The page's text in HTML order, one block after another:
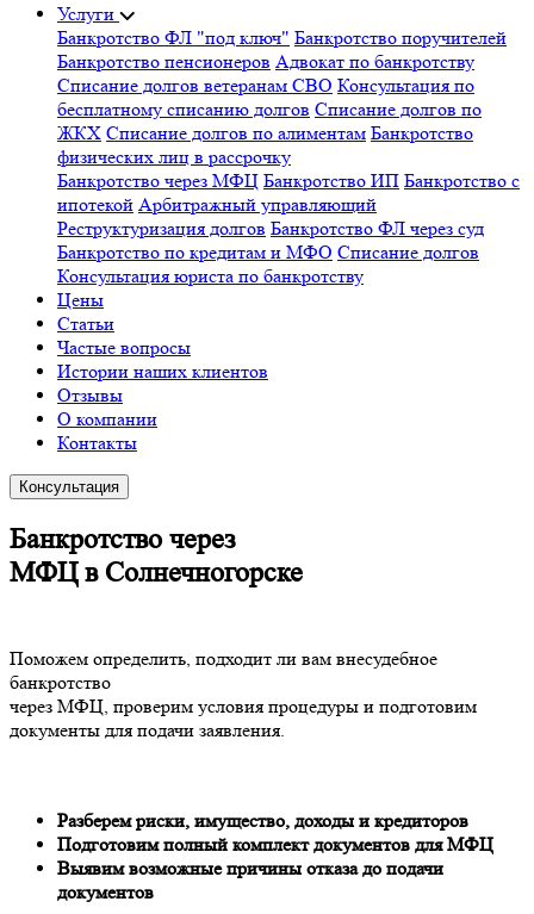
Услуги
Банкротство ФЛ "под ключ" Банкротство поручителей
Банкротство пенсионеров Адвокат по банкротству
Списание долгов ветеранам СВО Консультация по
бесплатному списанию долгов Списание долгов по
ЖКХ Списание долгов по алиментам Банкротство
физических лиц в рассрочку
Банкротство через МФЦ Банкротство ИП Банкротство с
ипотекой Арбитражный управляющий
Реструктуризация долгов Банкротство ФЛ через суд
Банкротство по кредитам и МФО Списание долгов
Консультация юриста по банкротству
Цены
Статьи
Частые вопросы
Истории наших клиентов
Отзывы
О компании
Контакты
Консультация
Банкротство через
МФЦ в Солнечногорске
Поможем определить, подходит ли вам внесудебное
банкротство
через МФЦ, проверим условия процедуры и подготовим
документы для подачи заявления.
Разберем риски, имущество, доходы и кредиторов
Подготовим полный комплект документов для МФЦ
Выявим возможные причины отказа до подачи
документов